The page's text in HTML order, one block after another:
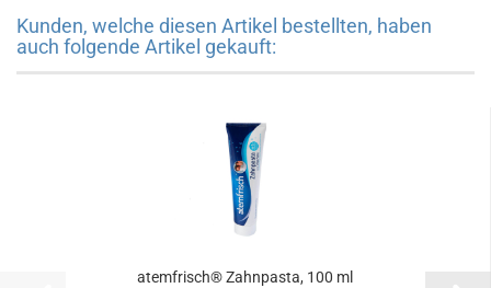
Kunden, welche diesen Artikel bestellten, haben
auch folgende Artikel gekauft:
atemfrisch® Zahnpasta, 100 ml